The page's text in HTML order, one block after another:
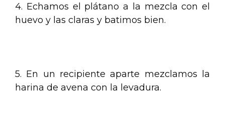
4. Echamos el plátano a la mezcla con el
huevo y las claras y batimos bien.
5. En un recipiente aparte mezclamos la
harina de avena con la levadura.